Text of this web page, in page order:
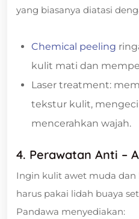
yang biasanya diatasi
Chemical peeling
kulit mati dan
Laser treatment:
tekstur kulit,
mencerahkan wajah.
4. Perawatan Anti –
Ingin kulit awet muda dan
harus pakai lidah buaya
Pandawa menyediakan: